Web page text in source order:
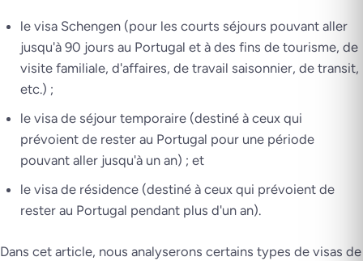
le visa Schengen (pour les courts séjours pouvant aller
jusqu'à 90 jours au Portugal et à des fins de tourisme, de
visite familiale, d'affaires, de travail saisonnier, de transit,
etc.) ;
le visa de séjour temporaire (destiné à ceux qui
prévoient de rester au Portugal pour une période
pouvant aller jusqu'à un an) ; et
le visa de résidence (destiné à ceux qui prévoient de
rester au Portugal pendant plus d'un an).
Dans cet article, nous analyserons certains types de visas de